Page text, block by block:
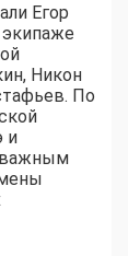
Егор
Никон
По
и
важным